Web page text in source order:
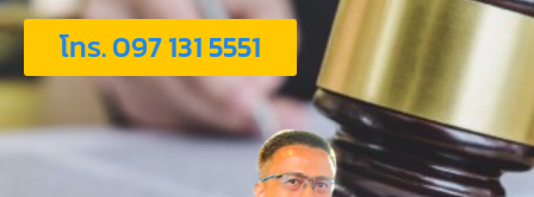
โทร. 097 131 5551